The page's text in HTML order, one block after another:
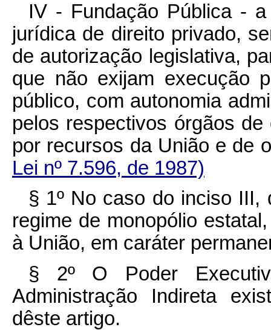
IV - Fundação Pública -
jurídica de direito privado,
de autorização legislativa,
que não exijam execução
público, com autonomia
pelos respectivos órgãos
por recursos da União
Lei nº 7.596, de 1987)
§ 1º No caso do inciso III,
regime de monopólio
à União, em caráter
§ 2º O Poder
Administração Indireta
dêste artigo.